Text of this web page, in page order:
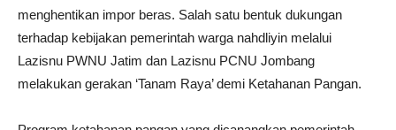
menghentikan impor beras. Salah satu bentuk dukungan
terhadap kebijakan pemerintah warga nahdliyin melalui
Lazisnu PWNU Jatim dan Lazisnu PCNU Jombang
melakukan gerakan ‘Tanam Raya’ demi Ketahanan Pangan.